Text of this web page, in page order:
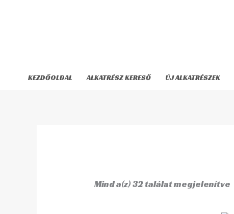
KEZDŐOLDAL ALKATRÉSZ KERESŐ ÚJ ALKATRÉSZEK
Mind a(z) 32 találat megjelenítve